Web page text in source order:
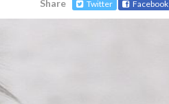
Share Twitter Facebook